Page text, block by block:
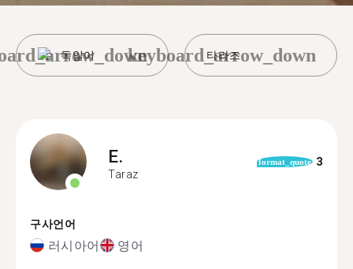
독일어 타라즈
keyboard_arrow_down
E.
Taraz
format_quote 3
구사언어
러시아어 영어